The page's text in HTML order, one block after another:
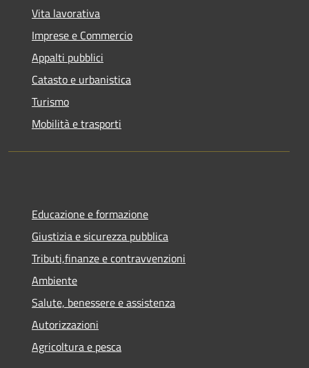
Vita lavorativa
Imprese e Commercio
Appalti pubblici
Catasto e urbanistica
Turismo
Mobilità e trasporti
Educazione e formazione
Giustizia e sicurezza pubblica
Tributi,finanze e contravvenzioni
Ambiente
Salute, benessere e assistenza
Autorizzazioni
Agricoltura e pesca